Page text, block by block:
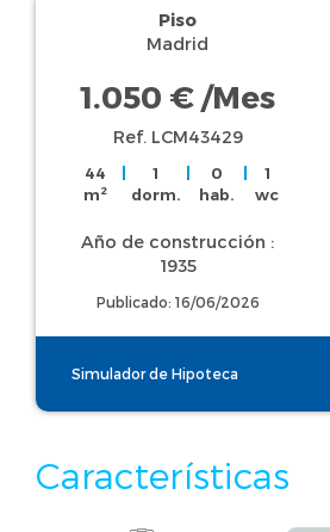
Piso
Madrid
1.050 €/Mes
Ref. LCM43429
44
m2
1
dorm.
0
hab.
1
wc
Año de construcción :
1935
Publicado: 16/06/2026
Simulador de Hipoteca
Características